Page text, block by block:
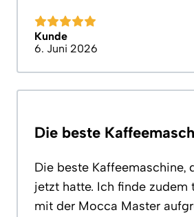
Kunde
6. Juni 2026
Die beste
Die beste Kaffeemaschine,
jetzt hatte. Ich finde zudem
mit der Mocca Master